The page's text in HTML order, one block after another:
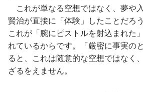
これが単なる空想ではなく、夢や
賢治が直接に「体験」したことだろ
これが「腕にピストルを射込まれた
れているからです。「厳密に事実の
ると、これは随意的な空想ではなく
ざるをえません。